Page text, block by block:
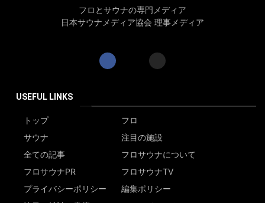
フロとサウナの専門メディア
日本サウナメディア協会 理事メディア
USEFUL LINKS
トップ
フロ
サウナ
注目の施設
全ての記事
フロサウナについて
フロサウナPR
フロサウナTV
プライバシーポリシー
編集ポリシー